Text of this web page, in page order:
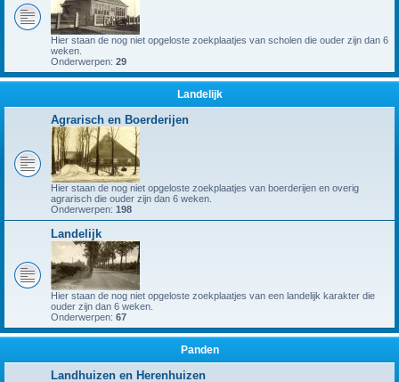
Hier staan de nog niet opgeloste zoekplaatjes van scholen die ouder zijn dan 6
weken.
Onderwerpen: 29
Landelijk
Agrarisch en Boerderijen
Hier staan de nog niet opgeloste zoekplaatjes van boerderijen en overig
agrarisch die ouder zijn dan 6 weken.
Onderwerpen: 198
Landelijk
Hier staan de nog niet opgeloste zoekplaatjes van een landelijk karakter die
ouder zijn dan 6 weken.
Onderwerpen: 67
Panden
Landhuizen en Herenhuizen